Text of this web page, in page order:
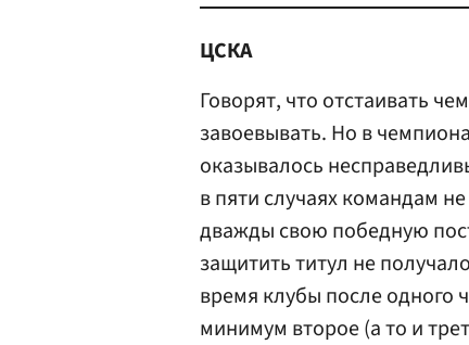
ЦСКА
Говорят, что отстаивать
завоевывать. Но в
оказывалось
в пяти случаях командам
дважды свою победную
защитить титул не
время клубы после одного
минимум второе (а то и